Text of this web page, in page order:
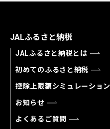
JALふるさと納税
JALふるさと納税とは
初めてのふるさと納税
控除上限額シミュレーション
お知らせ
よくあるご質問